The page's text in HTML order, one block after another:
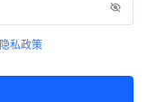
隐私政策